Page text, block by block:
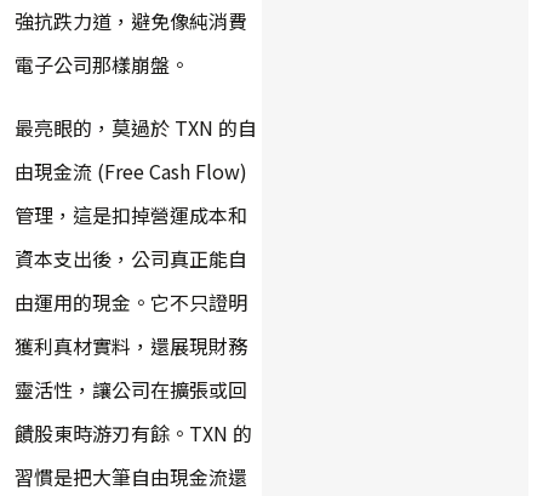
強抗跌力道，避免像純消費
電子公司那樣崩盤。
最亮眼的，莫過於 TXN 的自
由現金流 (Free Cash Flow)
管理，這是扣掉營運成本和
資本支出後，公司真正能自
由運用的現金。它不只證明
獲利真材實料，還展現財務
靈活性，讓公司在擴張或回
饋股東時游刃有餘。TXN 的
習慣是把大筆自由現金流還